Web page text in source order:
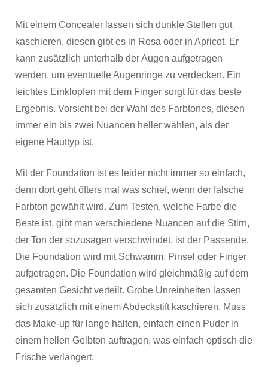
Mit einem Concealer lassen sich dunkle Stellen gut
kaschieren, diesen gibt es in Rosa oder in Apricot. Er
kann zusätzlich unterhalb der Augen aufgetragen
werden, um eventuelle Augenringe zu verdecken. Ein
leichtes Einklopfen mit dem Finger sorgt für das beste
Ergebnis. Vorsicht bei der Wahl des Farbtones, diesen
immer ein bis zwei Nuancen heller wählen, als der
eigene Hauttyp ist.
Mit der Foundation ist es leider nicht immer so einfach,
denn dort geht öfters mal was schief, wenn der falsche
Farbton gewählt wird. Zum Testen, welche Farbe die
Beste ist, gibt man verschiedene Nuancen auf die Stirn,
der Ton der sozusagen verschwindet, ist der Passende.
Die Foundation wird mit Schwamm, Pinsel oder Finger
aufgetragen. Die Foundation wird gleichmäßig auf dem
gesamten Gesicht verteilt. Grobe Unreinheiten lassen
sich zusätzlich mit einem Abdeckstift kaschieren. Muss
das Make-up für lange halten, einfach einen Puder in
einem hellen Gelbton auftragen, was einfach optisch die
Frische verlängert.